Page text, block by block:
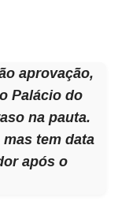
aprovação,
Palácio do
na pauta.
tem data
após o